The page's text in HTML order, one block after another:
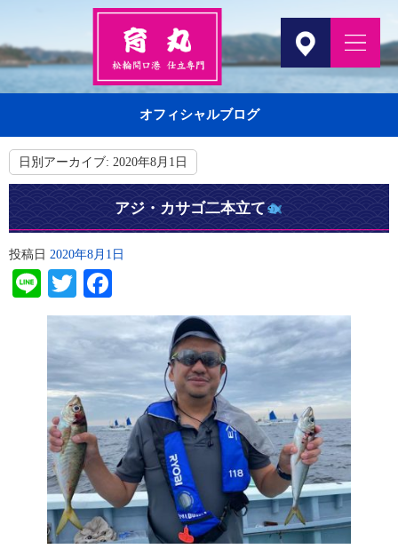
オフィシャルブログ
日別アーカイブ: 2020年8月1日
アジ・カサゴ二本立て
投稿日 2020年8月1日
LineTwitter